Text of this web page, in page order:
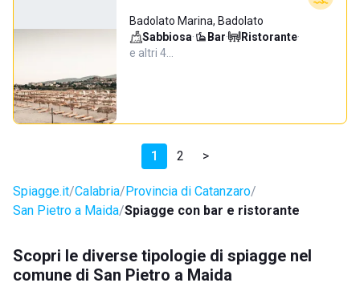
Badolato Marina, Badolato
Sabbiosa· Bar· Ristorante·
e altri 4…
1 2 >
Spiagge.it Calabria Provincia di Catanzaro
San Pietro a Maida Spiagge con bar e ristorante
Scopri le diverse tipologie di spiagge nel
comune di San Pietro a Maida